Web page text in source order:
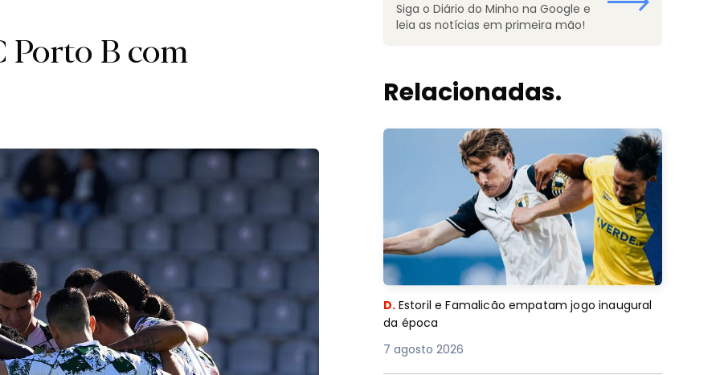
Porto B com
Siga o Diário do Minho na Google e
leia as notícias em primeira mão!
Relacionadas.
D. Estoril e Famalicão empatam jogo inaugural
da época
7 agosto 2026